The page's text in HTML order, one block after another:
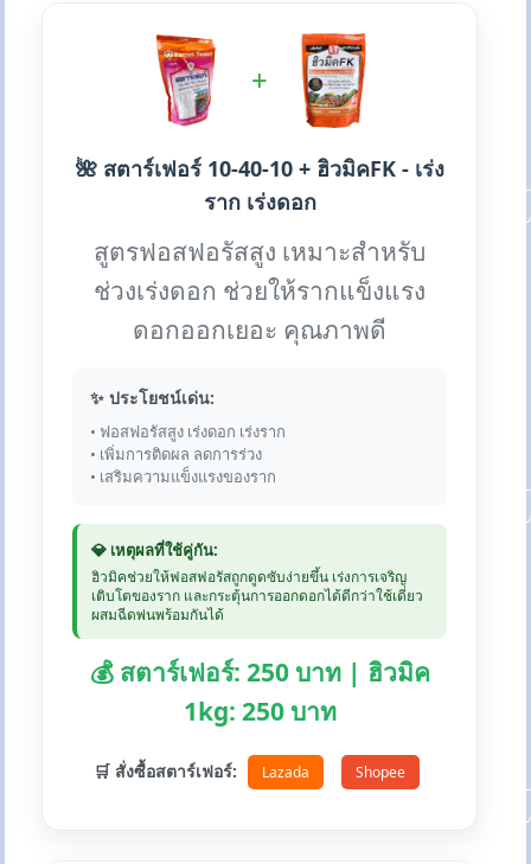
+
🌺 สตาร์เฟอร์ 10-40-10 + ฮิวมิคFK - เร่ง
ราก เร่งดอก
สูตรฟอสฟอรัสสูง เหมาะสำหรับ
ช่วงเร่งดอก ช่วยให้รากแข็งแรง
ดอกออกเยอะ คุณภาพดี
✨ ประโยชน์เด่น:
• ฟอสฟอรัสสูง เร่งดอก เร่งราก
• เพิ่มการติดผล ลดการร่วง
• เสริมความแข็งแรงของราก
💎 เหตุผลที่ใช้คู่กัน:
ฮิวมิคช่วยให้ฟอสฟอรัสถูกดูดซับง่ายขึ้น เร่งการเจริญ
เติบโตของราก และกระตุ้นการออกดอกได้ดีกว่าใช้เดี่ยว
ผสมฉีดพ่นพร้อมกันได้
💰 สตาร์เฟอร์: 250 บาท | ฮิวมิค
1kg: 250 บาท
🛒 สั่งซื้อสตาร์เฟอร์: Lazada Shopee